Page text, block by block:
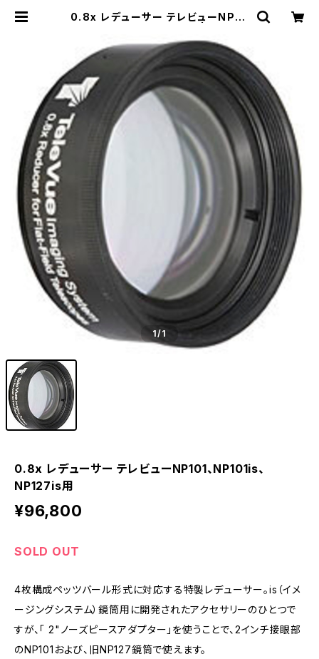
0.8x レデューサー テレビューNP10
1/1
0.8x レデューサー テレビューNP101、NP101is、
NP127is用
¥96,800
SOLD OUT
4枚構成ペッツバール形式に対応する特製レデューサー。is（イメ
ージングシステム）鏡筒用に開発されたアクセサリーのひとつで
すが、「 2"ノーズピースアダプター」を使うことで、2インチ接眼部
のNP101および、旧NP127鏡筒で使えます。